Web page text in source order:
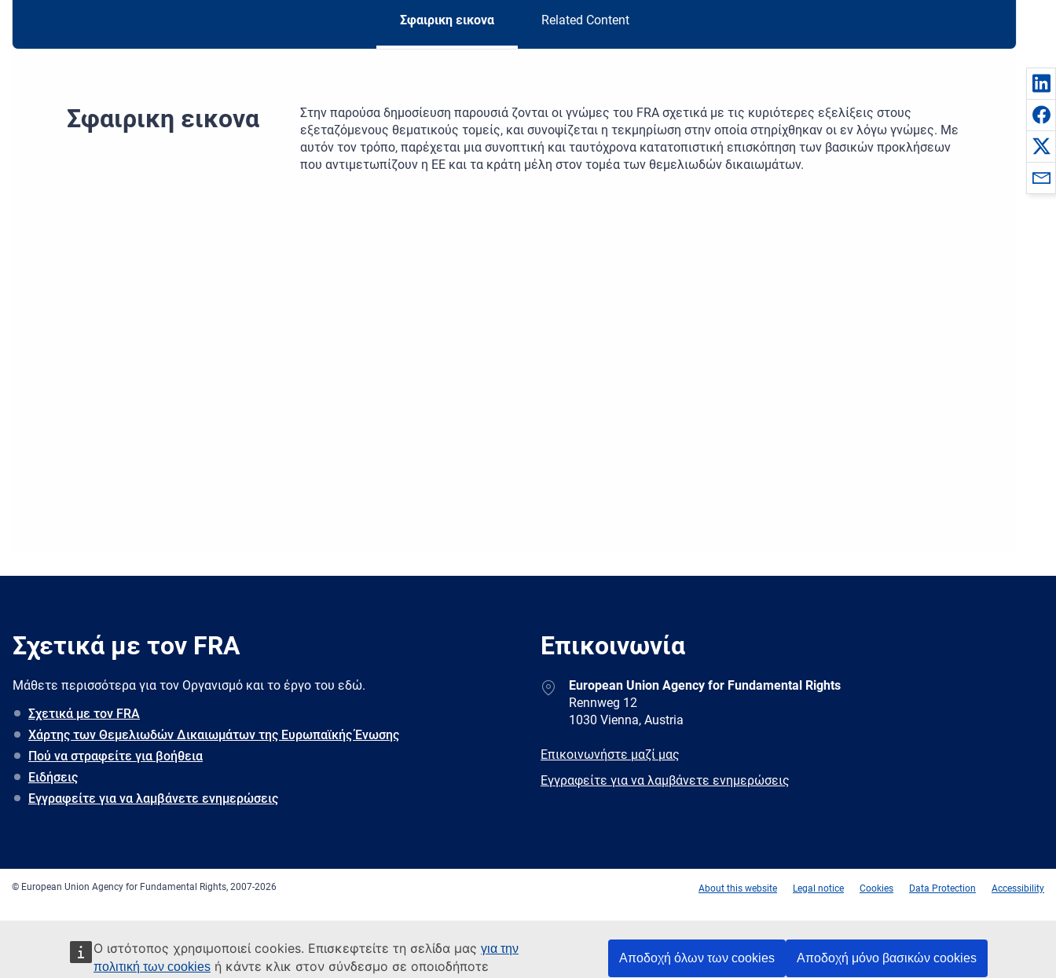
Ο ιστότοπος χρησιμοποιεί cookies. Επισκεφτείτε τη σελίδα μας για την
πολιτική των cookies ή κάντε κλικ στον σύνδεσμο σε οποιοδήποτε
Αποδοχή όλων των cookies Αποδοχή μόνο βασικών cookies
Σφαιρικη εικονα Related Content
Σφαιρικη εικονα
Στην παρούσα δημοσίευση παρουσιά ζονται οι γνώμες του FRA σχετικά με τις κυριότερες εξελίξεις στους
εξεταζόμενους θεματικούς τομείς, και συνοψίζεται η τεκμηρίωση στην οποία στηρίχθηκαν οι εν λόγω γνώμες. Με
αυτόν τον τρόπο, παρέχεται μια συνοπτική και ταυτόχρονα κατατοπιστική επισκόπηση των βασικών προκλήσεων
που αντιμετωπίζουν η ΕΕ και τα κράτη μέλη στον τομέα των θεμελιωδών δικαιωμάτων.
Σχετικά με τον FRA
Μάθετε περισσότερα για τον Oργανισμό και το έργο του εδώ.
Σχετικά με τον FRA
Χάρτης των Θεμελιωδών Δικαιωμάτων της Ευρωπαϊκής Ένωσης
Πού να στραφείτε για βοήθεια
Ειδήσεις
Εγγραφείτε για να λαμβάνετε ενημερώσεις
Επικοινωνία
AddressEuropean Union Agency for Fundamental Rights
Rennweg 12
1030 Vienna, Austria
E-
Επικοινωνήστε μαζί μας
Newsletter
Εγγραφείτε για να λαμβάνετε ενημερώσεις
© European Union Agency for Fundamental Rights, 2007-2026 About this website Legal notice Cookies Data Protection Accessibility